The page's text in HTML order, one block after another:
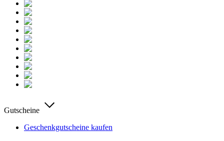
Gutscheine
Geschenkgutscheine kaufen